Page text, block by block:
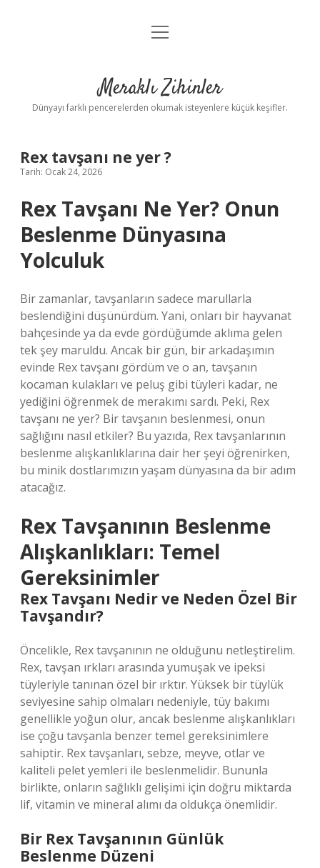
Anasayfa
Yasal Uyarı
menüyü
Meraklı Zihinler
Dünyayı farklı pencerelerden okumak isteyenlere küçük keşifler.
Rex tavşanı ne yer ?
Tarih: Ocak 24, 2026
Rex Tavşanı Ne Yer? Onun
Beslenme Dünyasına
Yolculuk
Bir zamanlar, tavşanların sadece marullarla
beslendiğini düşünürdüm. Yani, onları bir hayvanat
bahçesinde ya da evde gördüğümde aklıma gelen
tek şey maruldu. Ancak bir gün, bir arkadaşımın
evinde Rex tavşanı gördüm ve o an, tavşanın
kocaman kulakları ve peluş gibi tüyleri kadar, ne
yediğini öğrenmek de merakımı sardı. Peki, Rex
tavşanı ne yer? Bir tavşanın beslenmesi, onun
sağlığını nasıl etkiler? Bu yazıda, Rex tavşanlarının
beslenme alışkanlıklarına dair her şeyi öğrenirken,
bu minik dostlarımızın yaşam dünyasına da bir adım
atacağız.
Rex Tavşanının Beslenme
Alışkanlıkları: Temel
Gereksinimler
Rex Tavşanı Nedir ve Neden Özel Bir
Tavşandır?
Öncelikle, Rex tavşanının ne olduğunu netleştirelim.
Rex, tavşan ırkları arasında yumuşak ve ipeksi
tüyleriyle tanınan özel bir ırktır. Yüksek bir tüylük
seviyesine sahip olmaları nedeniyle, tüy bakımı
genellikle yoğun olur, ancak beslenme alışkanlıkları
ise çoğu tavşanla benzer temel gereksinimlere
sahiptir. Rex tavşanları, sebze, meyve, otlar ve
kaliteli pelet yemleri ile beslenmelidir. Bununla
birlikte, onların sağlıklı gelişimi için doğru miktarda
lif, vitamin ve mineral alımı da oldukça önemlidir.
Bir Rex Tavşanının Günlük
Beslenme Düzeni